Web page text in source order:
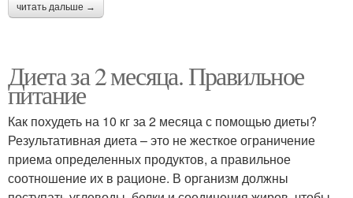
читать дальше →
Диета за 2 месяца. Правильное
питание
Как похудеть на 10 кг за 2 месяца с помощью диеты?
Результативная диета – это не жесткое ограничение
приема определенных продуктов, а правильное
соотношение их в рационе. В организм должны